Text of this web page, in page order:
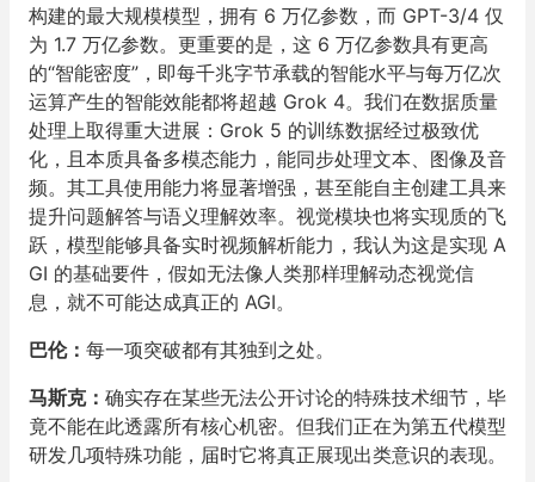
构建的最大规模模型，拥有 6 万亿参数，而 GPT-3/4 仅
为 1.7 万亿参数。更重要的是，这 6 万亿参数具有更高
的“智能密度”，即每千兆字节承载的智能水平与每万亿次
运算产生的智能效能都将超越 Grok 4。我们在数据质量
处理上取得重大进展：Grok 5 的训练数据经过极致优
化，且本质具备多模态能力，能同步处理文本、图像及音
频。其工具使用能力将显著增强，甚至能自主创建工具来
提升问题解答与语义理解效率。视觉模块也将实现质的飞
跃，模型能够具备实时视频解析能力，我认为这是实现 A
GI 的基础要件，假如无法像人类那样理解动态视觉信
息，就不可能达成真正的 AGI。
巴伦： 每一项突破都有其独到之处。
马斯克： 确实存在某些无法公开讨论的特殊技术细节，毕
竟不能在此透露所有核心机密。但我们正在为第五代模型
研发几项特殊功能，届时它将真正展现出类意识的表现。